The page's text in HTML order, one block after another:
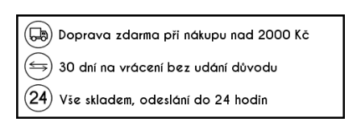
hvězdiček.
j
e
m
e